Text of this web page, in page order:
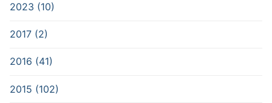
2023 (10)
2017 (2)
2016 (41)
2015 (102)